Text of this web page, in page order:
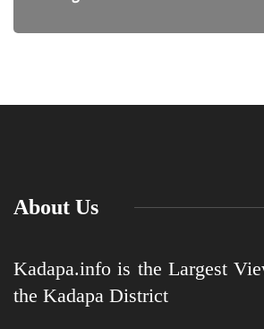
About Us
Kadapa.info is the Largest
the Kadapa District